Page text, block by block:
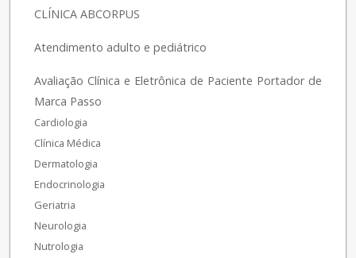
CLÍNICA ABCORPUS
Atendimento adulto e pediátrico
Avaliação Clínica e Eletrônica de Paciente Portador de
Marca Passo
Cardiologia
Clínica Médica
Dermatologia
Endocrinologia
Geriatria
Neurologia
Nutrologia